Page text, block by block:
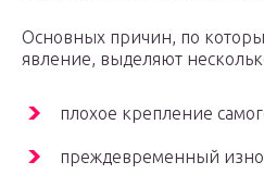
Основных причин, по
явление, выделяют
плохое крепление
преждевременный